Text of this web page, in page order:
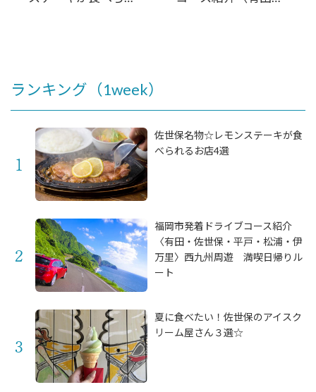
ランキング（1week）
佐世保名物☆レモンステーキが食
べられるお店4選
福岡市発着ドライブコース紹介
〈有田・佐世保・平戸・松浦・伊
万里〉西九州周遊 満喫日帰りル
ート
夏に食べたい！佐世保のアイスク
リーム屋さん３選☆